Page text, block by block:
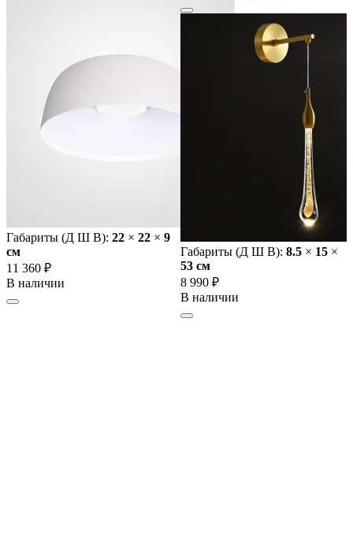
Габариты (Д Ш В): 22 × 22 × 9
cм
11 360 ₽
В наличии
Габариты (Д Ш В): 8.5 × 15 ×
53 cм
8 990 ₽
В наличии